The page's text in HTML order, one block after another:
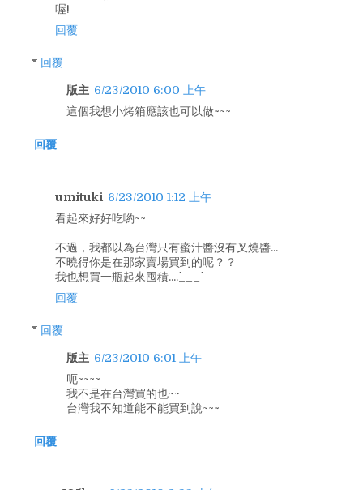
喔!
回覆
回覆
版主 6/23/2010 6:00 上午
這個我想小烤箱應該也可以做~~~
回覆
umituki 6/23/2010 1:12 上午
看起來好好吃喲~~
不過，我都以為台灣只有蜜汁醬沒有叉燒醬...
不曉得你是在那家賣場買到的呢？？
我也想買一瓶起來囤積....^___^
回覆
回覆
版主 6/23/2010 6:01 上午
呃~~~~
我不是在台灣買的也~~
台灣我不知道能不能買到說~~~
回覆